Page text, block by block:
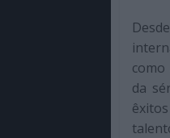
como
da